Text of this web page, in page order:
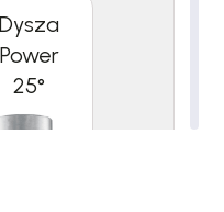
Dysza
Power
25°